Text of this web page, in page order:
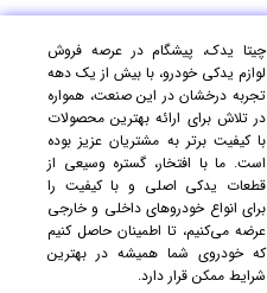
چیتا یدک، پیشگام در عرصه فروش
لوازم یدکی خودرو، با بیش از یک دهه
تجربه درخشان در این صنعت، همواره
در تلاش برای ارائه بهترین محصولات
با کیفیت برتر به مشتریان عزیز بوده
است. ما با افتخار، گستره وسیعی از
قطعات یدکی اصلی و با کیفیت را
برای انواع خودروهای داخلی و خارجی
عرضه می‌کنیم، تا اطمینان حاصل کنیم
که خودروی شما همیشه در بهترین
شرایط ممکن قرار دارد.